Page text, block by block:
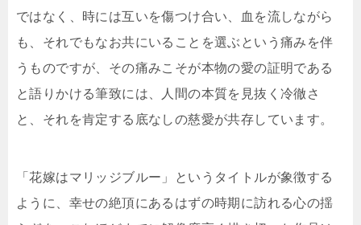
ではなく、時には互いを傷つけ合い、血を流しながら
も、それでもなお共にいることを選ぶという痛みを伴
うものですが、その痛みこそが本物の愛の証明である
と語りかける筆致には、人間の本質を見抜く冷徹さ
と、それを肯定する底なしの慈愛が共存しています。
「花嫁はマリッジブルー」というタイトルが象徴する
ように、幸せの絶頂にあるはずの時期に訪れる心の揺